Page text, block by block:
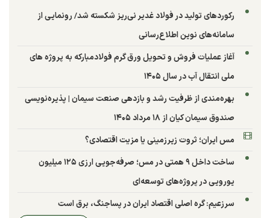
رکوردهای تولید در فولاد غدیر نی‌ریز شکسته شد/ رونمایی از
سامانه‌های نوین اطلاع‌رسانی
آغاز عملیات فروش و تحویل ورق گرم فولادمبارکه به پروژه های
ملی انتقال آب در سال ۱۴۰۵
بهره‌مندی از ظرفیت رشد و بازدهی صنعت سیمان | پذیره‌نویسی
صندوق سیمان کیان از ۱۸ مرداد ۱۴۰۵
مس ایران؛ ثروت زیرزمینی یا مزیت اقتصادی؟
ساخت داخل ۹ همتی در مس؛ صرفه‌جویی ارزی ۱۲۵ میلیون
یورویی در پروژه‌های توسعه‌ای
سرزعیم: گره اصلی اقتصاد ایران در پساجنگ، برق است